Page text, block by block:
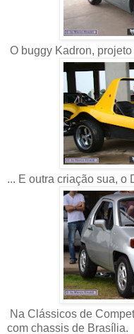
O buggy Kadron,
... E outra criação sua, o
Na Clássicos de
com chassis de Brasília.